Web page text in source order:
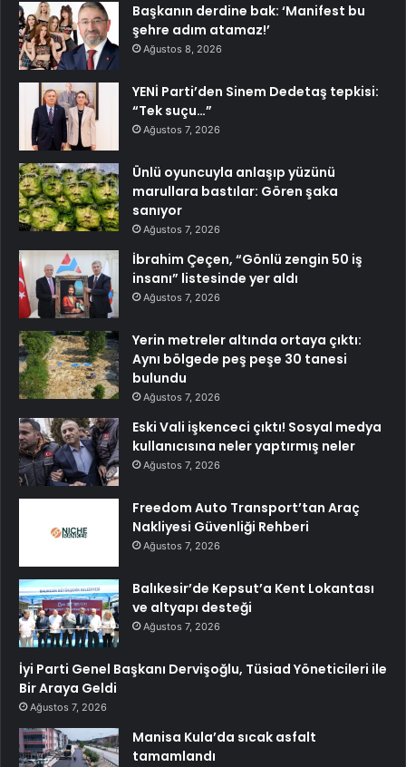
Başkanın derdine bak: ‘Manifest bu
şehre adım atamaz!’
Ağustos 8, 2026
YENİ Parti’den Sinem Dedetaş tepkisi:
“Tek suçu…”
Ağustos 7, 2026
Ünlü oyuncuyla anlaşıp yüzünü
marullara bastılar: Gören şaka
sanıyor
Ağustos 7, 2026
İbrahim Çeçen, “Gönlü zengin 50 iş
insanı” listesinde yer aldı
Ağustos 7, 2026
Yerin metreler altında ortaya çıktı:
Aynı bölgede peş peşe 30 tanesi
bulundu
Ağustos 7, 2026
Eski Vali işkenceci çıktı! Sosyal medya
kullanıcısına neler yaptırmış neler
Ağustos 7, 2026
Freedom Auto Transport’tan Araç
Nakliyesi Güvenliği Rehberi
Ağustos 7, 2026
Balıkesir’de Kepsut’a Kent Lokantası
ve altyapı desteği
Ağustos 7, 2026
İyi Parti Genel Başkanı Dervişoğlu, Tüsiad Yöneticileri ile
Bir Araya Geldi
Ağustos 7, 2026
Manisa Kula’da sıcak asfalt
tamamlandı